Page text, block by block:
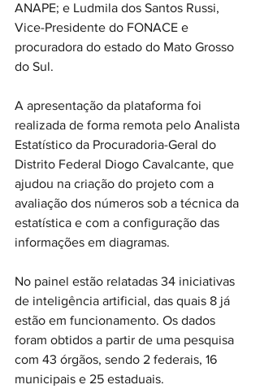
ANAPE; e Ludmila dos Santos Russi,
Vice-Presidente do FONACE e
procuradora do estado do Mato Grosso
do Sul.
A apresentação da plataforma foi
realizada de forma remota pelo Analista
Estatístico da Procuradoria-Geral do
Distrito Federal Diogo Cavalcante, que
ajudou na criação do projeto com a
avaliação dos números sob a técnica da
estatística e com a configuração das
informações em diagramas.
No painel estão relatadas 34 iniciativas
de inteligência artificial, das quais 8 já
estão em funcionamento. Os dados
foram obtidos a partir de uma pesquisa
com 43 órgãos, sendo 2 federais, 16
municipais e 25 estaduais.